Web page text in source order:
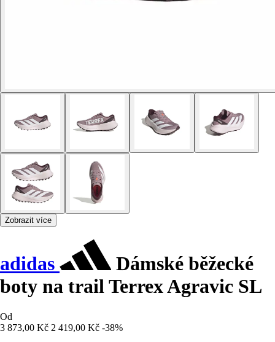
Zobrazit více
adidas
Dámské běžecké
boty na trail Terrex Agravic SL
Od
3 873,00 Kč 2 419,00 Kč -38%